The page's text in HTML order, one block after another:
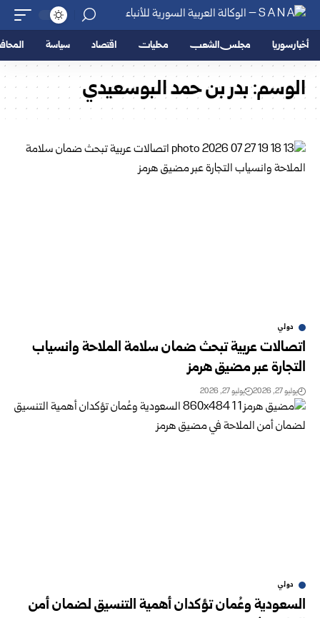
أخبار سوريا مجلس الشعب محليات اقتصاد سياسة
الوسم:بدر بن حمد البوسعيدي
دولي
اتصالات عربية تبحث ضمان سلامة الملاحة وانسياب
التجارة عبر مضيق هرمز
يوليو 27, 2026 يوليو 27, 2026
دولي
السعودية وعُمان تؤكدان أهمية التنسيق لضمان أمن